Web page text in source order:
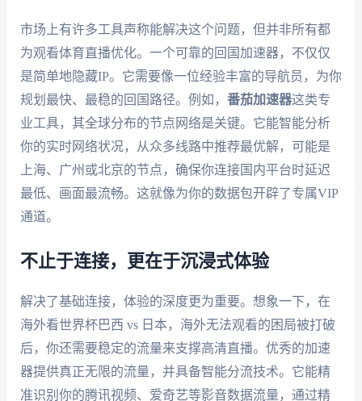
市场上有许多工具声称能解决这个问题，但并非所有都
为观看体育直播优化。一个可靠的回国加速器，不仅仅
是简单地隐藏IP。它需要像一位经验丰富的导航员，为你
规划最快、最稳的回国路径。例如， 番茄加速器这类专
业工具，其全球分布的节点网络是关键。它能智能分析
你的实时网络状况，从众多线路中推荐最优解，可能是
上海、广州或北京的节点，确保你连接国内平台时延迟
最低、画面最流畅。这就像为你的数据包开辟了专属VIP
通道。
不止于连接，更在于沉浸式体验
解决了基础连接，体验的深度更为重要。想象一下，在
海外看世界杯巴西 vs 日本，海外无法观看的困局被打破
后，你还需要稳定的流量来支撑高清直播。优秀的加速
器提供真正无限的流量，并具备智能分流技术。它能精
准识别你的腾讯视频、爱奇艺等影音数据流量，通过精